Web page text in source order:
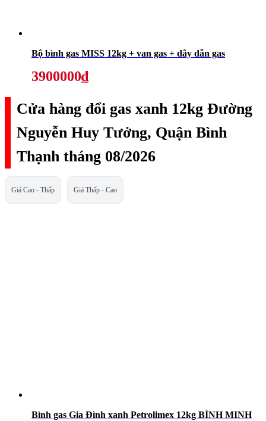
Bộ bình gas MISS 12kg + van gas + dây dẫn gas
3900000₫
Cửa hàng đổi gas xanh 12kg Đường
Nguyễn Huy Tưởng, Quận Bình
Thạnh tháng 08/2026
Giá Cao - Thấp Giá Thấp - Cao
Bình gas Gia Đình xanh Petrolimex 12kg BÌNH MINH